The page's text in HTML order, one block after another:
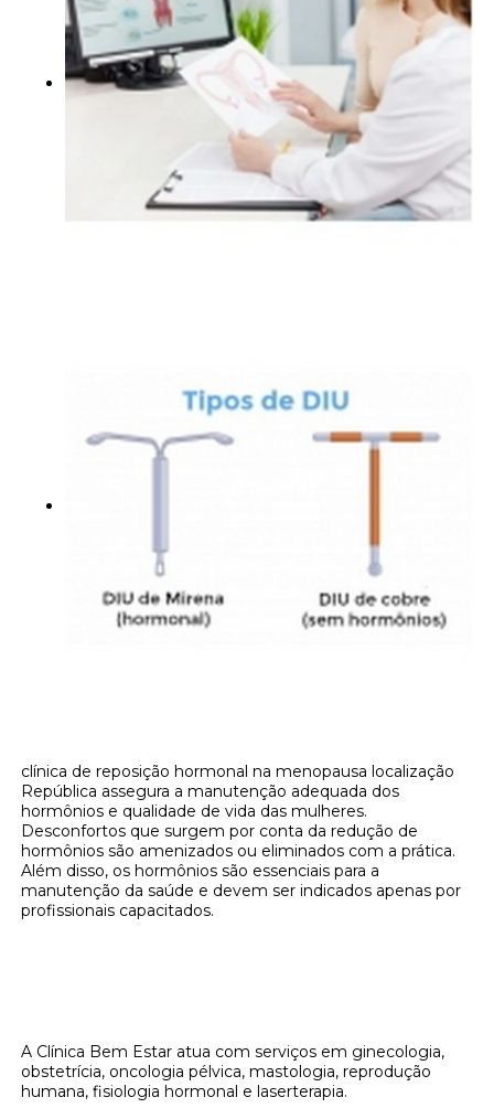
clínica de reposição hormonal na menopausa localização
República assegura a manutenção adequada dos
hormônios e qualidade de vida das mulheres.
Desconfortos que surgem por conta da redução de
hormônios são amenizados ou eliminados com a prática.
Além disso, os hormônios são essenciais para a
manutenção da saúde e devem ser indicados apenas por
profissionais capacitados.
A Clínica Bem Estar atua com serviços em ginecologia,
obstetrícia, oncologia pélvica, mastologia, reprodução
humana, fisiologia hormonal e laserterapia.